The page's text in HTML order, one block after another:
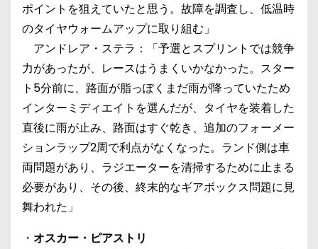
ポイントを狙えていたと思う。故障を調査し、低温時
のタイヤウォームアップに取り組む」
アンドレア・ステラ：「予選とスプリントでは競争
力があったが、レースはうまくいかなかった。スター
ト5分前に、路面が脂っぽくまだ雨が降っていたため
インターミディエイトを選んだが、タイヤを装着した
直後に雨が止み、路面はすぐ乾き、追加のフォーメー
ションラップ2周で利点がなくなった。ランド側は車
両問題があり、ラジエーターを清掃するために止まる
必要があり、その後、終末的なギアボックス問題に見
舞われた」
・ オスカー・ピアストリ